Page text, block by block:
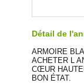
Détail de
ARMOIRE
ACHETER L
CŒUR
BON ÉTAT.